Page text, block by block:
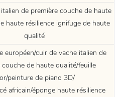
de première couche de haute
haute résilience ignifuge de haute
qualité
européen/cuir de vache italien de
couche de haute qualité/feuille
peinture de piano 3D/
africain/éponge haute résilience